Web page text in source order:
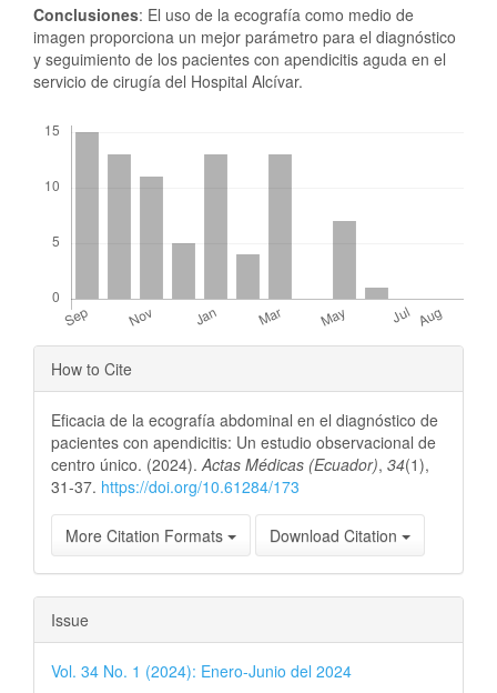
Conclusiones: El uso de la ecografía como medio de
imagen proporciona un mejor parámetro para el diagnóstico
y seguimiento de los pacientes con apendicitis aguda en el
servicio de cirugía del Hospital Alcívar.
Article
Details
How to Cite
Eficacia de la ecografía abdominal en el diagnóstico de
pacientes con apendicitis: Un estudio observacional de
centro único. (2024). Actas Médicas (Ecuador), 34(1),
31-37. https://doi.org/10.61284/173
More Citation Formats Download Citation
Issue
Vol. 34 No. 1 (2024): Enero-Junio del 2024